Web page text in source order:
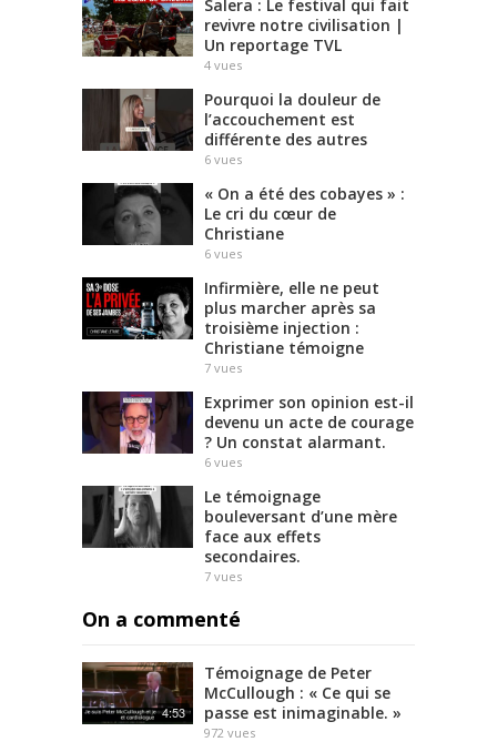
Salera : Le festival qui fait
revivre notre civilisation |
Un reportage TVL
4 vues
Pourquoi la douleur de
l’accouchement est
différente des autres
6 vues
« On a été des cobayes » :
Le cri du cœur de
Christiane
6 vues
Infirmière, elle ne peut
plus marcher après sa
troisième injection :
Christiane témoigne
7 vues
Exprimer son opinion est-il
devenu un acte de courage
? Un constat alarmant.
6 vues
Le témoignage
bouleversant d’une mère
face aux effets
secondaires.
7 vues
On a commenté
4:53
Témoignage de Peter
McCullough : « Ce qui se
passe est inimaginable. »
972 vues